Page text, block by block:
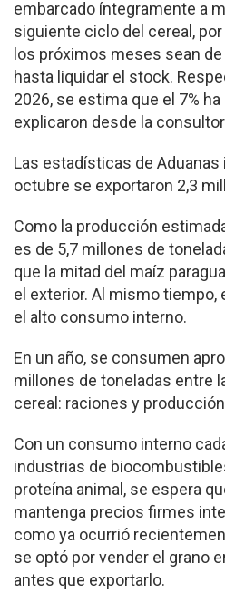
embarcado íntegramente a
siguiente ciclo del cereal,
los próximos meses sean
hasta liquidar el stock.
2026, se estima que el 7% ha
explicaron desde la
Las estadísticas de Aduanas
octubre se exportaron 2,3
Como la producción
es de 5,7 millones de
que la mitad del maíz
el exterior. Al mismo
el alto consumo interno.
En un año, se consumen
millones de toneladas entre
cereal: raciones y
Con un consumo interno
industrias de
proteína animal, se espera
mantenga precios firmes
como ya ocurrió
se optó por vender el grano
antes que exportarlo.